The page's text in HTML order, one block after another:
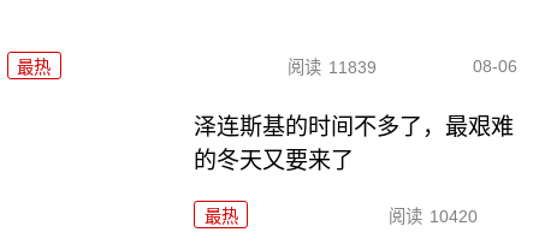
最热 阅读 11839 08-06
泽连斯基的时间不多了，最艰难
的冬天又要来了
最热 阅读 10420